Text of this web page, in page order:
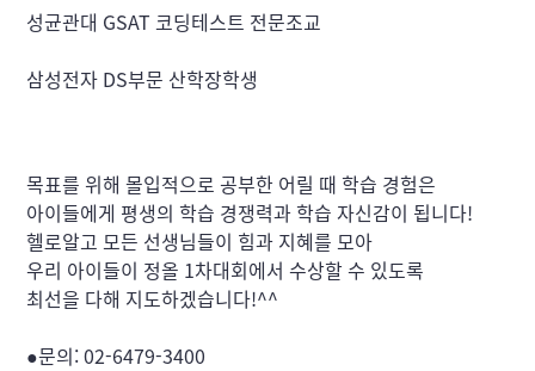
성균관대 GSAT 코딩테스트 전문조교
삼성전자 DS부문 산학장학생
목표를 위해 몰입적으로 공부한 어릴 때 학습 경험은
아이들에게 평생의 학습 경쟁력과 학습 자신감이 됩니다!
헬로알고 모든 선생님들이 힘과 지혜를 모아
우리 아이들이 정올 1차대회에서 수상할 수 있도록
최선을 다해 지도하겠습니다!^^
●문의: 02-6479-3400